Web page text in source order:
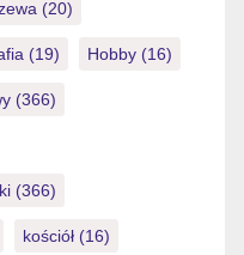
(20)
(19) Hobby (16)
(366)
(366)
kościół (16)